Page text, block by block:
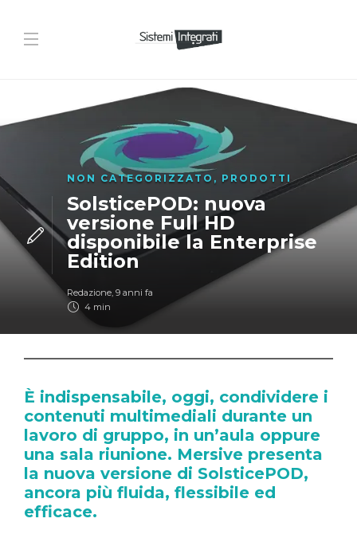
NON CATEGORIZZATO , PRODOTTI
SolsticePOD: nuova
versione Full HD
disponibile la Enterprise
Edition
Redazione, 9 anni fa
4 min
È indispensabile, oggi, condividere i
contenuti multimediali durante un
lavoro di gruppo, in un’aula oppure
una sala riunione. Mersive presenta
la nuova versione di SolsticePOD,
ancora più fluida, flessibile ed
efficace.